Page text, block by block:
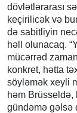
dövlətlərarası
keçirilicək və
də sabitliyin
həll olunacaq.
mücərrəd
konkret, hətta
söyləmək xeyli
həm
gündəmə gəlsə